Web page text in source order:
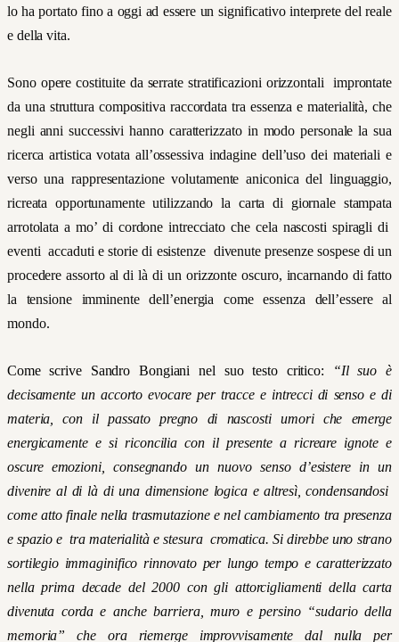
lo ha portato fino a oggi ad essere un significativo interprete del reale
e della vita.
Sono opere costituite da serrate stratificazioni orizzontali improntate
da una struttura compositiva raccordata tra essenza e materialità, che
negli anni successivi hanno caratterizzato in modo personale la sua
ricerca artistica votata all’ossessiva indagine dell’uso dei materiali e
verso una rappresentazione volutamente aniconica del linguaggio,
ricreata opportunamenteutilizzando la carta di giornale stampata
arrotolata a mo’ di cordone intrecciato che cela nascosti spiragli di
eventi accaduti e storie di esistenze divenute presenze sospese di un
procedere assorto al di là di un orizzonte oscuro, incarnando di fatto
la tensione imminente dell’energia come essenza dell’essere al
mondo.
Come scrive Sandro Bongiani nel suo testo critico: “Il suo è
decisamente un accorto evocare per tracce e intrecci di senso e di
materia, con il passato pregno di nascosti umori che emerge
energicamente e si riconcilia con il presente a ricreare ignote e
oscure emozioni, consegnando unnuovo senso d’esistere in un
divenire al di là di una dimensione logica e altresì, condensandosi
come atto finale nella trasmutazione e nel cambiamento tra presenza
e spazio e tra materialità e stesura cromatica.Si direbbe uno strano
sortilegio immaginifico rinnovato per lungo tempo e caratterizzato
nella prima decade del 2000 con gli attorcigliamenti della carta
divenuta corda e anche barriera, muro e persino “sudario della
memoria” che ora riemerge improvvisamente dal nulla per